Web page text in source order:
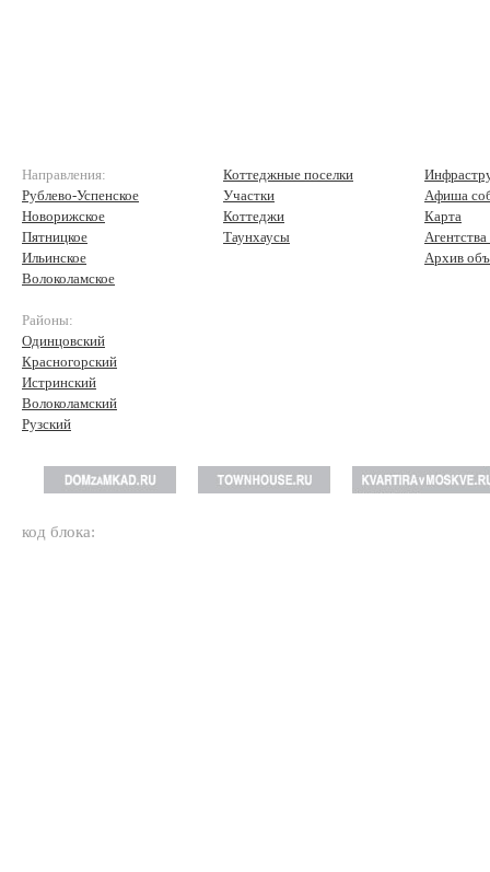
Направления:
Рублево-Успенское
Новорижское
Пятницкое
Ильинское
Волоколамское
Районы:
Одинцовский
Красногорский
Истринский
Волоколамский
Рузский
Коттеджные поселки
Участки
Коттеджи
Таунхаусы
Афиша
Карта
Архив
код блока: